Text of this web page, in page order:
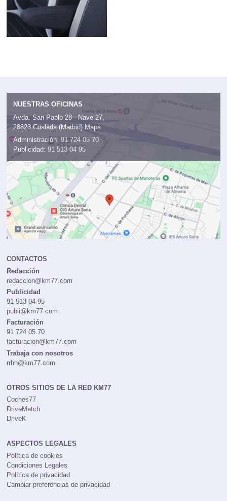
NUESTRAS OFICINAS
Avda. San Pablo 28 - Nave 27,
28823 Coslada (Madrid) Mapa
Administración: 91 724 05 70
Publicidad: 91 513 04 95
CONTACTOS
Redacción
redaccion@km77.com
Publicidad
91 513 04 95
publi@km77.com
Facturación
91 724 05 70
facturacion@km77.com
Trabaja con nosotros
rrhh@km77.com
OTROS SITIOS DE LA RED KM77
Coches77
DriveMatch
DriveK
ASPECTOS LEGALES
Política de cookies
Condiciones Legales
Política de privacidad
Cambiar preferencias de privacidad